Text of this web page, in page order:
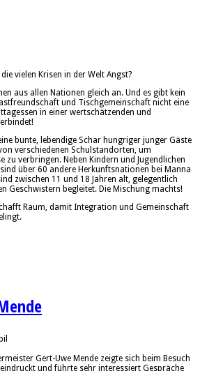
vielen Krisen in der Welt Angst?
aus allen Nationen gleich an. Und es gibt kein
und Tischgemeinschaft nicht eine
in einer wertschätzenden und
bunte, lebendige Schar hungriger junger Gäste
verschiedenen Schulstandorten, um
zu verbringen. Neben Kindern und Jugendlichen
über 60 andere Herkunftsnationen bei Manna
zwischen 11 und 18 Jahren alt, gelegentlich
Geschwistern begleitet. Die Mischung machts!
Raum, damit Integration und Gemeinschaft
Gert-Uwe Mende zeigte sich beim Besuch
und führte sehr interessiert Gespräche